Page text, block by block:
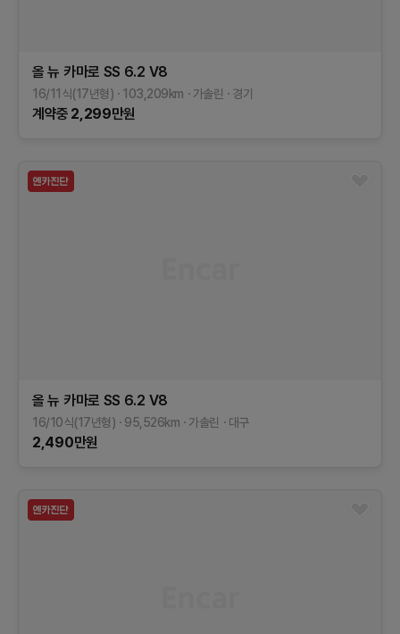
올 뉴 카마로 SS 6.2 V8
16/11식(17년형) 103,209km 가솔린 경기
계약중 2,299만원
올 뉴 카마로 SS 6.2 V8
16/10식(17년형) 95,526km 가솔린 대구
2,490만원